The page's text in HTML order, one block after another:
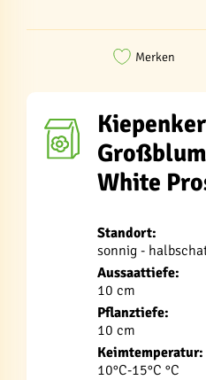
Merken
White
Standort:
sonnig -
Aussaattiefe:
10 cm
Pflanztiefe:
10 cm
Keimtemperatur:
10°C-15°C °C